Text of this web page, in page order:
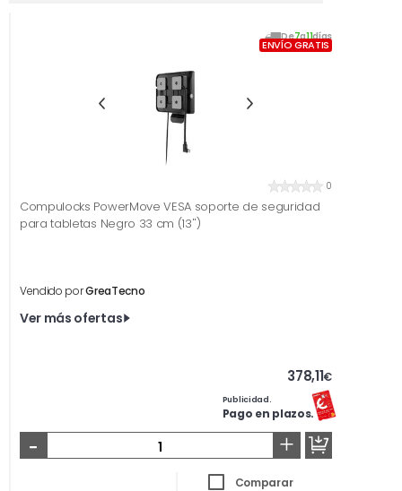
De7a11días
ENVÍO GRATIS
0
Compulocks PowerMove VESA soporte de seguridad
para tabletas Negro 33 cm (13'')
Vendido porGreaTecno
Ver más ofertas
378,11€
Publicidad.
Pago en plazos.
- +
Comparar